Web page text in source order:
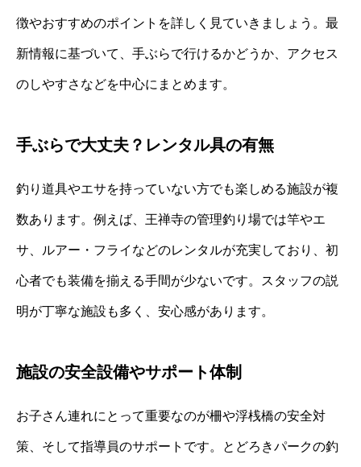
徴やおすすめのポイントを詳しく見ていきましょう。最
新情報に基づいて、手ぶらで行けるかどうか、アクセス
のしやすさなどを中心にまとめます。
手ぶらで大丈夫？レンタル具の有無
釣り道具やエサを持っていない方でも楽しめる施設が複
数あります。例えば、王禅寺の管理釣り場では竿やエ
サ、ルアー・フライなどのレンタルが充実しており、初
心者でも装備を揃える手間が少ないです。スタッフの説
明が丁寧な施設も多く、安心感があります。
施設の安全設備やサポート体制
お子さん連れにとって重要なのが柵や浮桟橋の安全対
策、そして指導員のサポートです。とどろきパークの釣